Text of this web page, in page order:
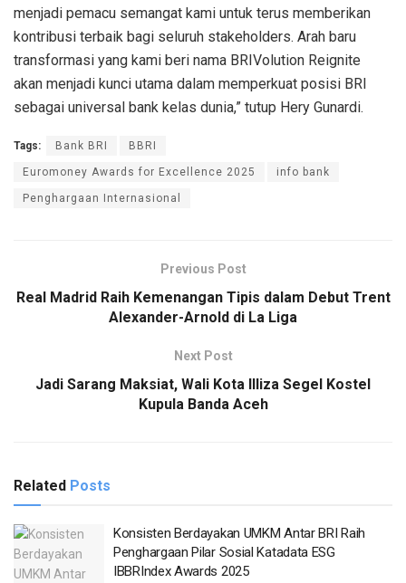
menjadi pemacu semangat kami untuk terus memberikan
kontribusi terbaik bagi seluruh stakeholders. Arah baru
transformasi yang kami beri nama BRIVolution Reignite
akan menjadi kunci utama dalam memperkuat posisi BRI
sebagai universal bank kelas dunia,” tutup Hery Gunardi.
Tags: Bank BRI BBRI
Euromoney Awards for Excellence 2025 info bank
Penghargaan Internasional
Previous Post
Real Madrid Raih Kemenangan Tipis dalam Debut Trent
Alexander-Arnold di La Liga
Next Post
Jadi Sarang Maksiat, Wali Kota Illiza Segel Kostel
Kupula Banda Aceh
Related Posts
Konsisten Berdayakan UMKM Antar BRI Raih
Penghargaan Pilar Sosial Katadata ESG
IBBRIndex Awards 2025